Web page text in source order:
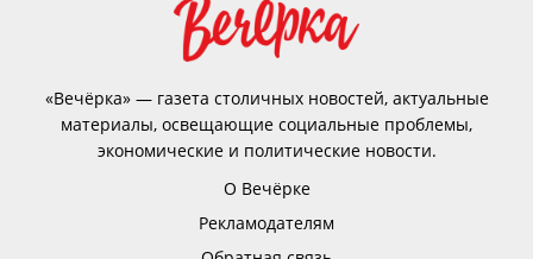
«Вечёрка» — газета столичных новостей, актуальные
материалы, освещающие социальные проблемы,
экономические и политические новости.
О Вечёрке
Рекламодателям